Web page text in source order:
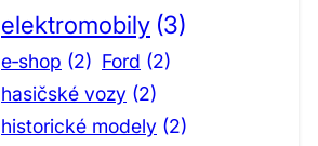
elektromobily (3)
e‑shop (2) Ford (2)
hasičské vozy (2)
historické modely (2)